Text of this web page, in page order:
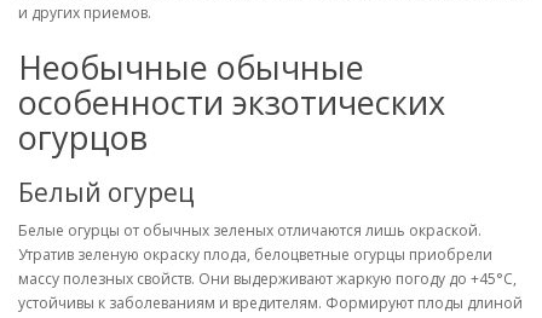
и других приемов.
Необычные обычные
особенности экзотических
огурцов
Белый огурец
Белые огурцы от обычных зеленых отличаются лишь окраской.
Утратив зеленую окраску плода, белоцветные огурцы приобрели
массу полезных свойств. Они выдерживают жаркую погоду до +45°С,
устойчивы к заболеваниям и вредителям. Формируют плоды длиной